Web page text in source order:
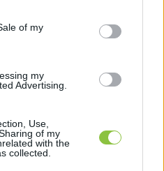
purposes in below Google
of my
my
Advertising.
Use,
of my
with the
collected.
mindennel baj van?